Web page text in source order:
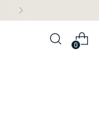
0